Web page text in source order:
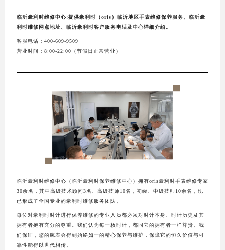
临沂豪利时维修中心:提供豪利时（oris）临沂地区手表维修保养服务、临沂豪
利时维修网点地址、临沂豪利时客户服务电话及中心详细介绍。
客服电话：400-609-9509
营业时间：8:00-22:00（节假日正常营业）
临沂豪利时维修中心（临沂豪利时保养维修中心）拥有oris豪利时手表维修专家
30余名，其中高级技术顾问3名、高级技师10名，初级、中级技师10余名，现
已形成了全国专业的豪利时维修服务团队。
每位对豪利时时计进行保养维修的专业人员都必须对时计本身、时计历史及其
拥有者抱有充分的尊重。我们认为每一枚时计，都同它的拥有者一样尊贵。我
们保证，您的腕表会得到始终如一的精心保养与维护，保障它的恒久价值与可
靠性能得以世代相传。